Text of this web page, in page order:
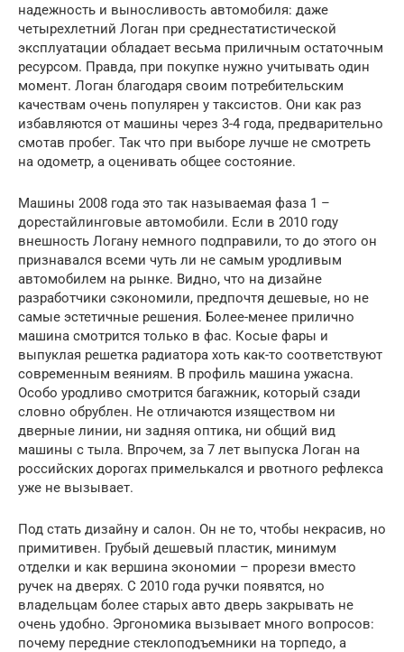
надежность и выносливость автомобиля: даже
четырехлетний Логан при среднестатистической
эксплуатации обладает весьма приличным остаточным
ресурсом. Правда, при покупке нужно учитывать один
момент. Логан благодаря своим потребительским
качествам очень популярен у таксистов. Они как раз
избавляются от машины через 3-4 года, предварительно
смотав пробег. Так что при выборе лучше не смотреть
на одометр, а оценивать общее состояние.
Машины 2008 года это так называемая фаза 1 –
дорестайлинговые автомобили. Если в 2010 году
внешность Логану немного подправили, то до этого он
признавался всеми чуть ли не самым уродливым
автомобилем на рынке. Видно, что на дизайне
разработчики сэкономили, предпочтя дешевые, но не
самые эстетичные решения. Более-менее прилично
машина смотрится только в фас. Косые фары и
выпуклая решетка радиатора хоть как-то соответствуют
современным веяниям. В профиль машина ужасна.
Особо уродливо смотрится багажник, который сзади
словно обрублен. Не отличаются изяществом ни
дверные линии, ни задняя оптика, ни общий вид
машины с тыла. Впрочем, за 7 лет выпуска Логан на
российских дорогах примелькался и рвотного рефлекса
уже не вызывает.
Под стать дизайну и салон. Он не то, чтобы некрасив, но
примитивен. Грубый дешевый пластик, минимум
отделки и как вершина экономии – прорези вместо
ручек на дверях. С 2010 года ручки появятся, но
владельцам более старых авто дверь закрывать не
очень удобно. Эргономика вызывает много вопросов:
почему передние стеклоподъемники на торпедо, а